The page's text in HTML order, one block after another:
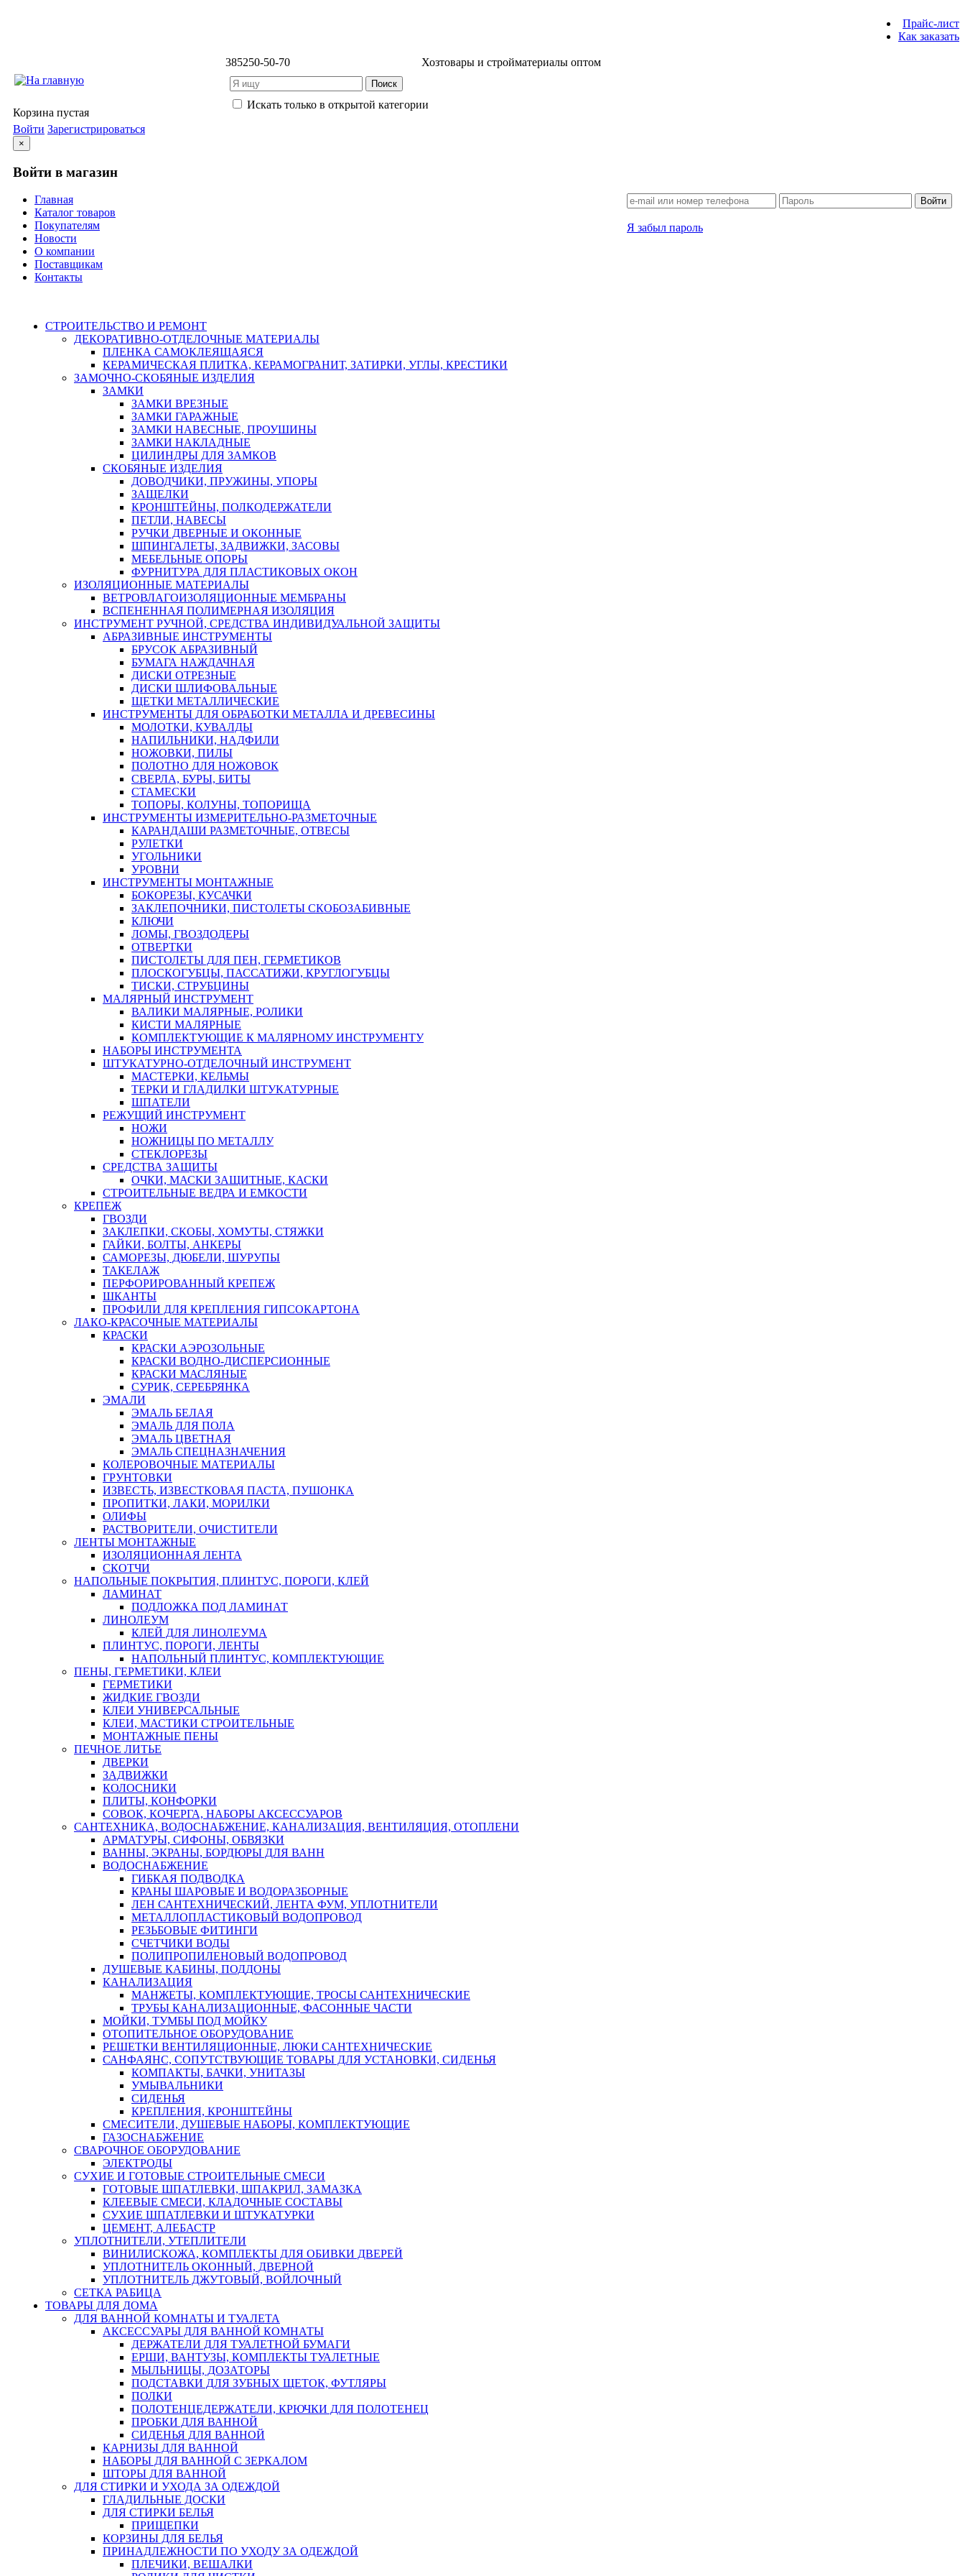
Прайс-лист
Как заказать
385250-50-70 Хозтовары и стройматериалы оптом
Искать только в открытой категории
Корзина пустая
Войти Зарегистрироваться
×
Войти в магазин
Войти
Я забыл пароль
Главная
Каталог товаров
Покупателям
Новости
О компании
Поставщикам
Контакты
СТРОИТЕЛЬСТВО И РЕМОНТ
ДЕКОРАТИВНО-ОТДЕЛОЧНЫЕ МАТЕРИАЛЫ
ПЛЕНКА САМОКЛЕЯЩАЯСЯ
КЕРАМИЧЕСКАЯ ПЛИТКА, КЕРАМОГРАНИТ, ЗАТИРКИ, УГЛЫ, КРЕСТИКИ
ЗАМОЧНО-СКОБЯНЫЕ ИЗДЕЛИЯ
ЗАМКИ
ЗАМКИ ВРЕЗНЫЕ
ЗАМКИ ГАРАЖНЫЕ
ЗАМКИ НАВЕСНЫЕ, ПРОУШИНЫ
ЗАМКИ НАКЛАДНЫЕ
ЦИЛИНДРЫ ДЛЯ ЗАМКОВ
СКОБЯНЫЕ ИЗДЕЛИЯ
ДОВОДЧИКИ, ПРУЖИНЫ, УПОРЫ
ЗАЩЕЛКИ
КРОНШТЕЙНЫ, ПОЛКОДЕРЖАТЕЛИ
ПЕТЛИ, НАВЕСЫ
РУЧКИ ДВЕРНЫЕ И ОКОННЫЕ
ШПИНГАЛЕТЫ, ЗАДВИЖКИ, ЗАСОВЫ
МЕБЕЛЬНЫЕ ОПОРЫ
ФУРНИТУРА ДЛЯ ПЛАСТИКОВЫХ ОКОН
ИЗОЛЯЦИОННЫЕ МАТЕРИАЛЫ
ВЕТРОВЛАГОИЗОЛЯЦИОННЫЕ МЕМБРАНЫ
ВСПЕНЕННАЯ ПОЛИМЕРНАЯ ИЗОЛЯЦИЯ
ИНСТРУМЕНТ РУЧНОЙ, СРЕДСТВА ИНДИВИДУАЛЬНОЙ ЗАЩИТЫ
АБРАЗИВНЫЕ ИНСТРУМЕНТЫ
БРУСОК АБРАЗИВНЫЙ
БУМАГА НАЖДАЧНАЯ
ДИСКИ ОТРЕЗНЫЕ
ДИСКИ ШЛИФОВАЛЬНЫЕ
ЩЕТКИ МЕТАЛЛИЧЕСКИЕ
ИНСТРУМЕНТЫ ДЛЯ ОБРАБОТКИ МЕТАЛЛА И ДРЕВЕСИНЫ
МОЛОТКИ, КУВАЛДЫ
НАПИЛЬНИКИ, НАДФИЛИ
НОЖОВКИ, ПИЛЫ
ПОЛОТНО ДЛЯ НОЖОВОК
СВЕРЛА, БУРЫ, БИТЫ
СТАМЕСКИ
ТОПОРЫ, КОЛУНЫ, ТОПОРИЩА
ИНСТРУМЕНТЫ ИЗМЕРИТЕЛЬНО-РАЗМЕТОЧНЫЕ
КАРАНДАШИ РАЗМЕТОЧНЫЕ, ОТВЕСЫ
РУЛЕТКИ
УГОЛЬНИКИ
УРОВНИ
ИНСТРУМЕНТЫ МОНТАЖНЫЕ
БОКОРЕЗЫ, КУСАЧКИ
ЗАКЛЕПОЧНИКИ, ПИСТОЛЕТЫ СКОБОЗАБИВНЫЕ
КЛЮЧИ
ЛОМЫ, ГВОЗДОДЕРЫ
ОТВЕРТКИ
ПИСТОЛЕТЫ ДЛЯ ПЕН, ГЕРМЕТИКОВ
ПЛОСКОГУБЦЫ, ПАССАТИЖИ, КРУГЛОГУБЦЫ
ТИСКИ, СТРУБЦИНЫ
МАЛЯРНЫЙ ИНСТРУМЕНТ
ВАЛИКИ МАЛЯРНЫЕ, РОЛИКИ
КИСТИ МАЛЯРНЫЕ
КОМПЛЕКТУЮЩИЕ К МАЛЯРНОМУ ИНСТРУМЕНТУ
НАБОРЫ ИНСТРУМЕНТА
ШТУКАТУРНО-ОТДЕЛОЧНЫЙ ИНСТРУМЕНТ
МАСТЕРКИ, КЕЛЬМЫ
ТЕРКИ И ГЛАДИЛКИ ШТУКАТУРНЫЕ
ШПАТЕЛИ
РЕЖУЩИЙ ИНСТРУМЕНТ
НОЖИ
НОЖНИЦЫ ПО МЕТАЛЛУ
СТЕКЛОРЕЗЫ
СРЕДСТВА ЗАЩИТЫ
ОЧКИ, МАСКИ ЗАЩИТНЫЕ, КАСКИ
СТРОИТЕЛЬНЫЕ ВЕДРА И ЕМКОСТИ
КРЕПЕЖ
ГВОЗДИ
ЗАКЛЕПКИ, СКОБЫ, ХОМУТЫ, СТЯЖКИ
ГАЙКИ, БОЛТЫ, АНКЕРЫ
САМОРЕЗЫ, ДЮБЕЛИ, ШУРУПЫ
ТАКЕЛАЖ
ПЕРФОРИРОВАННЫЙ КРЕПЕЖ
ШКАНТЫ
ПРОФИЛИ ДЛЯ КРЕПЛЕНИЯ ГИПСОКАРТОНА
ЛАКО-КРАСОЧНЫЕ МАТЕРИАЛЫ
КРАСКИ
КРАСКИ АЭРОЗОЛЬНЫЕ
КРАСКИ ВОДНО-ДИСПЕРСИОННЫЕ
КРАСКИ МАСЛЯНЫЕ
СУРИК, СЕРЕБРЯНКА
ЭМАЛИ
ЭМАЛЬ БЕЛАЯ
ЭМАЛЬ ДЛЯ ПОЛА
ЭМАЛЬ ЦВЕТНАЯ
ЭМАЛЬ СПЕЦНАЗНАЧЕНИЯ
КОЛЕРОВОЧНЫЕ МАТЕРИАЛЫ
ГРУНТОВКИ
ИЗВЕСТЬ, ИЗВЕСТКОВАЯ ПАСТА, ПУШОНКА
ПРОПИТКИ, ЛАКИ, МОРИЛКИ
ОЛИФЫ
РАСТВОРИТЕЛИ, ОЧИСТИТЕЛИ
ЛЕНТЫ МОНТАЖНЫЕ
ИЗОЛЯЦИОННАЯ ЛЕНТА
СКОТЧИ
НАПОЛЬНЫЕ ПОКРЫТИЯ, ПЛИНТУС, ПОРОГИ, КЛЕЙ
ЛАМИНАТ
ПОДЛОЖКА ПОД ЛАМИНАТ
ЛИНОЛЕУМ
КЛЕЙ ДЛЯ ЛИНОЛЕУМА
ПЛИНТУС, ПОРОГИ, ЛЕНТЫ
НАПОЛЬНЫЙ ПЛИНТУС, КОМПЛЕКТУЮЩИЕ
ПЕНЫ, ГЕРМЕТИКИ, КЛЕИ
ГЕРМЕТИКИ
ЖИДКИЕ ГВОЗДИ
КЛЕИ УНИВЕРСАЛЬНЫЕ
КЛЕИ, МАСТИКИ СТРОИТЕЛЬНЫЕ
МОНТАЖНЫЕ ПЕНЫ
ПЕЧНОЕ ЛИТЬЕ
ДВЕРКИ
ЗАДВИЖКИ
КОЛОСНИКИ
ПЛИТЫ, КОНФОРКИ
СОВОК, КОЧЕРГА, НАБОРЫ АКСЕССУАРОВ
САНТЕХНИКА, ВОДОСНАБЖЕНИЕ, КАНАЛИЗАЦИЯ, ВЕНТИЛЯЦИЯ, ОТОПЛЕНИ
АРМАТУРЫ, СИФОНЫ, ОБВЯЗКИ
ВАННЫ, ЭКРАНЫ, БОРДЮРЫ ДЛЯ ВАНН
ВОДОСНАБЖЕНИЕ
ГИБКАЯ ПОДВОДКА
КРАНЫ ШАРОВЫЕ И ВОДОРАЗБОРНЫЕ
ЛЕН САНТЕХНИЧЕСКИЙ, ЛЕНТА ФУМ, УПЛОТНИТЕЛИ
МЕТАЛЛОПЛАСТИКОВЫЙ ВОДОПРОВОД
РЕЗЬБОВЫЕ ФИТИНГИ
СЧЕТЧИКИ ВОДЫ
ПОЛИПРОПИЛЕНОВЫЙ ВОДОПРОВОД
ДУШЕВЫЕ КАБИНЫ, ПОДДОНЫ
КАНАЛИЗАЦИЯ
МАНЖЕТЫ, КОМПЛЕКТУЮЩИЕ, ТРОСЫ САНТЕХНИЧЕСКИЕ
ТРУБЫ КАНАЛИЗАЦИОННЫЕ, ФАСОННЫЕ ЧАСТИ
МОЙКИ, ТУМБЫ ПОД МОЙКУ
ОТОПИТЕЛЬНОЕ ОБОРУДОВАНИЕ
РЕШЕТКИ ВЕНТИЛЯЦИОННЫЕ, ЛЮКИ САНТЕХНИЧЕСКИЕ
САНФАЯНС, СОПУТСТВУЮЩИЕ ТОВАРЫ ДЛЯ УСТАНОВКИ, СИДЕНЬЯ
КОМПАКТЫ, БАЧКИ, УНИТАЗЫ
УМЫВАЛЬНИКИ
СИДЕНЬЯ
КРЕПЛЕНИЯ, КРОНШТЕЙНЫ
СМЕСИТЕЛИ, ДУШЕВЫЕ НАБОРЫ, КОМПЛЕКТУЮЩИЕ
ГАЗОСНАБЖЕНИЕ
СВАРОЧНОЕ ОБОРУДОВАНИЕ
ЭЛЕКТРОДЫ
СУХИЕ И ГОТОВЫЕ СТРОИТЕЛЬНЫЕ СМЕСИ
ГОТОВЫЕ ШПАТЛЕВКИ, ШПАКРИЛ, ЗАМАЗКА
КЛЕЕВЫЕ СМЕСИ, КЛАДОЧНЫЕ СОСТАВЫ
СУХИЕ ШПАТЛЕВКИ И ШТУКАТУРКИ
ЦЕМЕНТ, АЛЕБАСТР
УПЛОТНИТЕЛИ, УТЕПЛИТЕЛИ
ВИНИЛИСКОЖА, КОМПЛЕКТЫ ДЛЯ ОБИВКИ ДВЕРЕЙ
УПЛОТНИТЕЛЬ ОКОННЫЙ, ДВЕРНОЙ
УПЛОТНИТЕЛЬ ДЖУТОВЫЙ, ВОЙЛОЧНЫЙ
СЕТКА РАБИЦА
ТОВАРЫ ДЛЯ ДОМА
ДЛЯ ВАННОЙ КОМНАТЫ И ТУАЛЕТА
АКСЕССУАРЫ ДЛЯ ВАННОЙ КОМНАТЫ
ДЕРЖАТЕЛИ ДЛЯ ТУАЛЕТНОЙ БУМАГИ
ЕРШИ, ВАНТУЗЫ, КОМПЛЕКТЫ ТУАЛЕТНЫЕ
МЫЛЬНИЦЫ, ДОЗАТОРЫ
ПОДСТАВКИ ДЛЯ ЗУБНЫХ ЩЕТОК, ФУТЛЯРЫ
ПОЛКИ
ПОЛОТЕНЦЕДЕРЖАТЕЛИ, КРЮЧКИ ДЛЯ ПОЛОТЕНЕЦ
ПРОБКИ ДЛЯ ВАННОЙ
СИДЕНЬЯ ДЛЯ ВАННОЙ
КАРНИЗЫ ДЛЯ ВАННОЙ
НАБОРЫ ДЛЯ ВАННОЙ С ЗЕРКАЛОМ
ШТОРЫ ДЛЯ ВАННОЙ
ДЛЯ СТИРКИ И УХОДА ЗА ОДЕЖДОЙ
ГЛАДИЛЬНЫЕ ДОСКИ
ДЛЯ СТИРКИ БЕЛЬЯ
ПРИЩЕПКИ
КОРЗИНЫ ДЛЯ БЕЛЬЯ
ПРИНАДЛЕЖНОСТИ ПО УХОДУ ЗА ОДЕЖДОЙ
ПЛЕЧИКИ, ВЕШАЛКИ